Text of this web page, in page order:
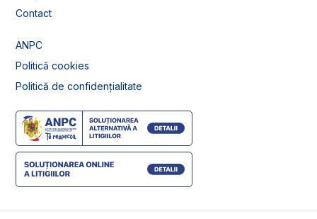
Contact
ANPC
Politică cookies
Politică de confidențialitate